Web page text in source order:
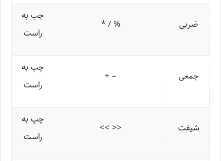
ضربی * / %
چپ به
راست
جمعی + –
چپ به
راست
شیفت << >>
چپ به
راست